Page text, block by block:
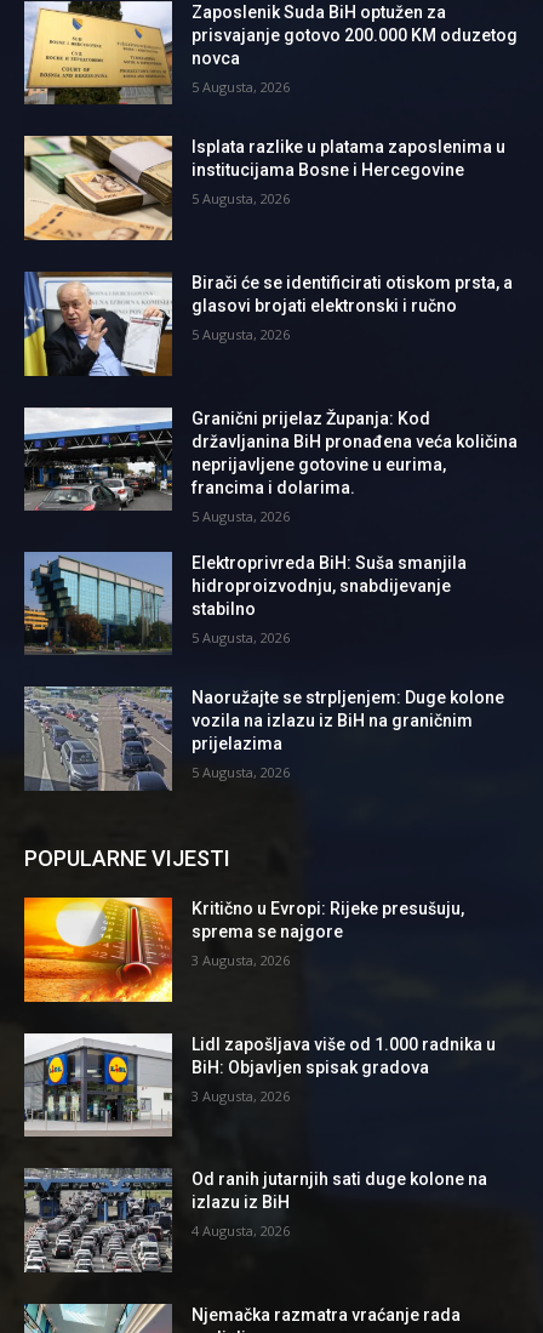
Zaposlenik Suda BiH optužen za
prisvajanje gotovo 200.000 KM oduzetog
novca
5 Augusta, 2026
Isplata razlike u platama zaposlenima u
institucijama Bosne i Hercegovine
5 Augusta, 2026
Birači će se identificirati otiskom prsta, a
glasovi brojati elektronski i ručno
5 Augusta, 2026
Granični prijelaz Županja: Kod
državljanina BiH pronađena veća količina
neprijavljene gotovine u eurima,
francima i dolarima.
5 Augusta, 2026
Elektroprivreda BiH: Suša smanjila
hidroproizvodnju, snabdijevanje
stabilno
5 Augusta, 2026
Naoružajte se strpljenjem: Duge kolone
vozila na izlazu iz BiH na graničnim
prijelazima
5 Augusta, 2026
POPULARNE VIJESTI
Kritično u Evropi: Rijeke presušuju,
sprema se najgore
3 Augusta, 2026
Lidl zapošljava više od 1.000 radnika u
BiH: Objavljen spisak gradova
3 Augusta, 2026
Od ranih jutarnjih sati duge kolone na
izlazu iz BiH
4 Augusta, 2026
Njemačka razmatra vraćanje rada